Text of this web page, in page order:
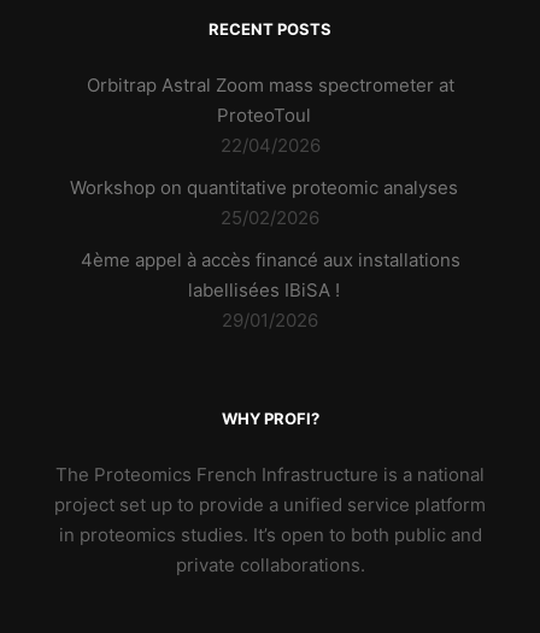
RECENT POSTS
Orbitrap Astral Zoom mass spectrometer at
ProteoToul
22/04/2026
Workshop on quantitative proteomic analyses
25/02/2026
4ème appel à accès financé aux installations
labellisées IBiSA !
29/01/2026
WHY PROFI?
The Proteomics French Infrastructure is a national
project set up to provide a unified service platform
in proteomics studies. It’s open to both public and
private collaborations.